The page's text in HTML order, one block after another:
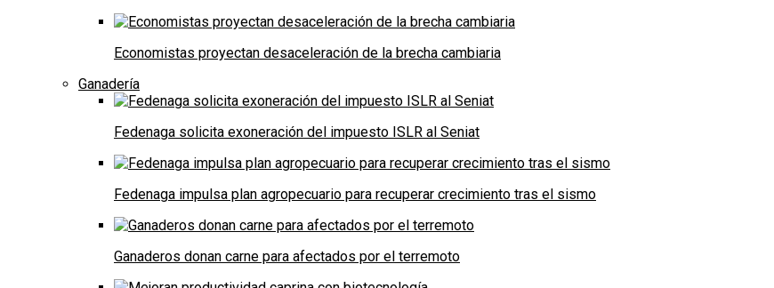
Economistas proyectan desaceleración de la brecha cambiaria
Ganadería
Fedenaga solicita exoneración del impuesto ISLR al Seniat
Fedenaga impulsa plan agropecuario para recuperar crecimiento tras el sismo
Ganaderos donan carne para afectados por el terremoto